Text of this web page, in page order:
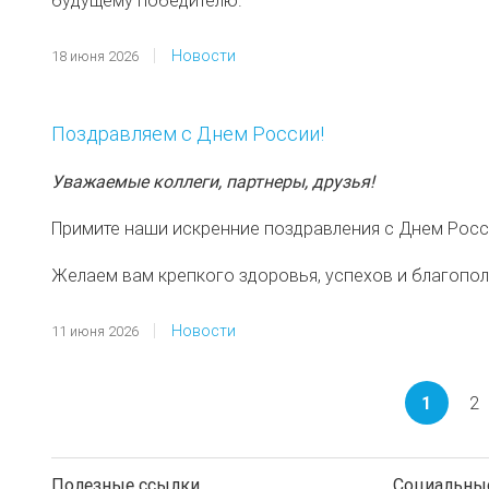
18 июня 2026 Новости
Поздравляем с Днем России!
Уважаемые коллеги, партнеры, друзья!
Примите наши искренние поздравления с Днем
Желаем вам крепкого здоровья, успехов и
11 июня 2026 Новости
1 2
Полезные ссылки